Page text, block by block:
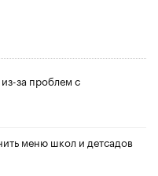
за проблем с
меню школ и детсадов